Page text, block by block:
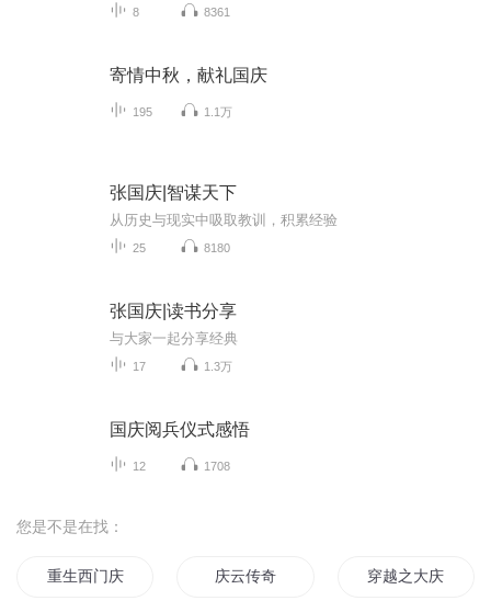
8 8361
寄情中秋，献礼国庆
195 1.1万
张国庆|智谋天下
从历史与现实中吸取教训，积累经验
25 8180
张国庆|读书分享
与大家一起分享经典
17 1.3万
国庆阅兵仪式感悟
12 1708
您是不是在找：
重生西门庆 庆云传奇 穿越之大庆帝国